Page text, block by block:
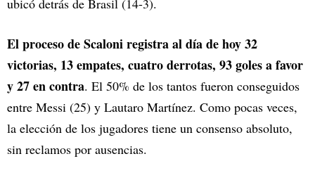
ubicó detrás de Brasil (14-3).
El proceso de Scaloni registra al día de hoy 32
victorias, 13 empates, cuatro derrotas, 93 goles a favor
y 27 en contra. El 50% de los tantos fueron conseguidos
entre Messi (25) y Lautaro Martínez. Como pocas veces,
la elección de los jugadores tiene un consenso absoluto,
sin reclamos por ausencias.